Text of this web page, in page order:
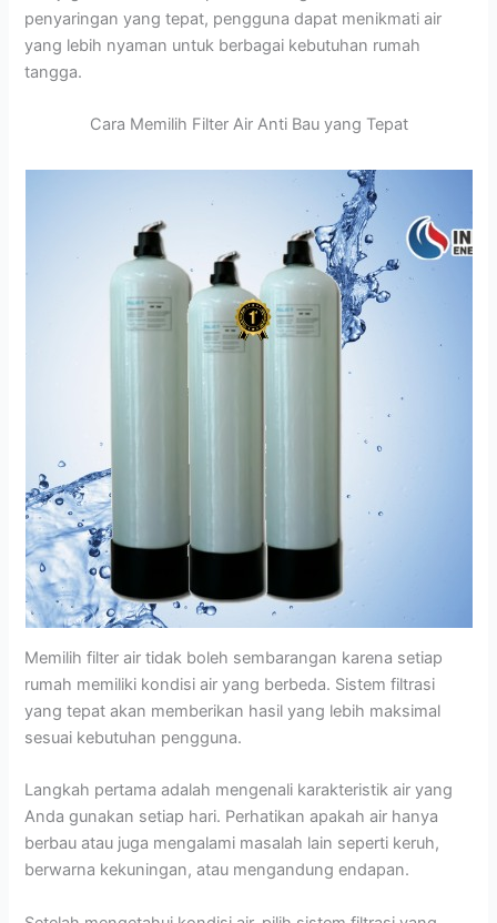
penyaringan yang tepat, pengguna dapat menikmati air
yang lebih nyaman untuk berbagai kebutuhan rumah
tangga.
Cara Memilih Filter Air Anti Bau yang Tepat
Memilih filter air tidak boleh sembarangan karena setiap
rumah memiliki kondisi air yang berbeda. Sistem filtrasi
yang tepat akan memberikan hasil yang lebih maksimal
sesuai kebutuhan pengguna.
Langkah pertama adalah mengenali karakteristik air yang
Anda gunakan setiap hari. Perhatikan apakah air hanya
berbau atau juga mengalami masalah lain seperti keruh,
berwarna kekuningan, atau mengandung endapan.